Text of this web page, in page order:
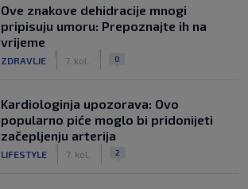
Ove znakove dehidracije mnogi
pripisuju umoru: Prepoznajte ih na
vrijeme
ZDRAVLJE 7. kol. 0
Kardiologinja upozorava: Ovo
popularno piće moglo bi pridonijeti
začepljenju arterija
LIFESTYLE 7. kol. 2